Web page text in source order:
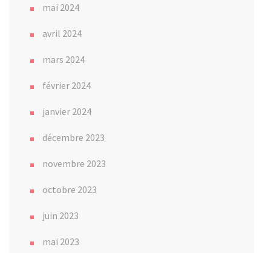
mai 2024
avril 2024
mars 2024
février 2024
janvier 2024
décembre 2023
novembre 2023
octobre 2023
juin 2023
mai 2023